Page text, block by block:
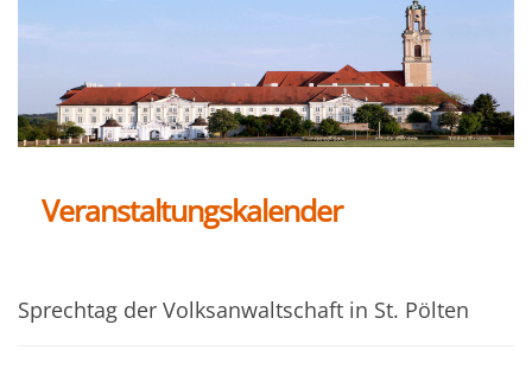
Stadtamt
Politik
Leben & Wohnen
Gesundheit
Veranstaltungskalender
Sprechtag der Volksanwaltschaft in St. Pölten